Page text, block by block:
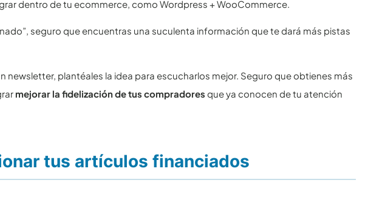
dentro de tu ecommerce, como Wordpress + WooCommerce.
seguro que encuentras una suculenta información que te dará más pistas
newsletter, plantéales la idea para escucharlos mejor. Seguro que obtienes más
mejorar la fidelización de tus compradores que ya conocen de tu atención
tus artículos financiados